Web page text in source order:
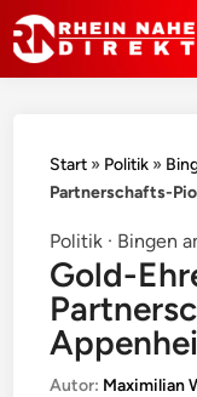
Start » Politik »
Partnerschafts-
Politik · Bingen
Gold-
Autor: Maximilian